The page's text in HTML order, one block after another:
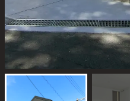
お問い合わせ
プライバシーポリシー